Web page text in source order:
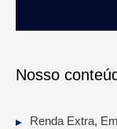
Nosso
Renda Extra,